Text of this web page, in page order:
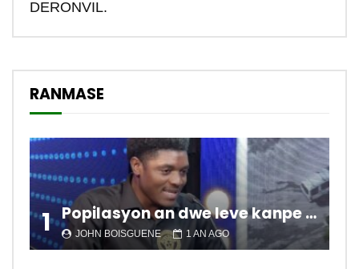
DERONVIL.
RANMASE
1 Popilasyon an dwe leve kanpe pou chanje sitiyasyon kawotik l’ap viv nan peyi a.
JOHN BOISGUENE 1 AN AGO